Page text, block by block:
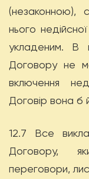
(незаконною),
нього
укладеним. В
Договору не
включення
Договір вона б
12.7 Все
Договору,
переговори,